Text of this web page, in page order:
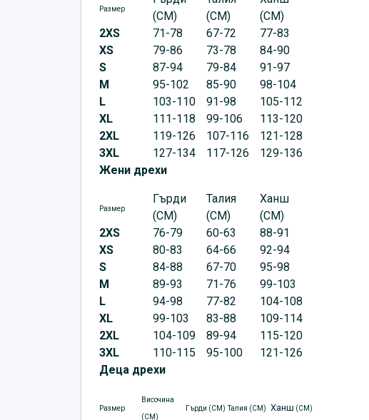
Размер
(CM)
(CM)
(CM)
2XS
71-78 67-72
77-83
XS
79-86 73-78
84-90
S
87-94 79-84
91-97
M
95-102 85-90
98-104
L
103-110 91-98
105-112
XL
111-118 99-106
113-120
2XL
119-126 107-116
121-128
3XL
127-134 117-126
129-136
Жени дрехи
Размер
Гърди
(CM)
Талия
(CM)
Ханш
(CM)
2XS
76-79 60-63
88-91
XS
80-83 64-66
92-94
S
84-88 67-70
95-98
M
89-93 71-76
99-103
L
94-98 77-82
104-108
XL
99-103 83-88
109-114
2XL
104-109 89-94
115-120
3XL
110-115 95-100
121-126
Деца дрехи
Размер
Височина
(CM)
Гърди (CM) Талия (CM) Ханш (CM)